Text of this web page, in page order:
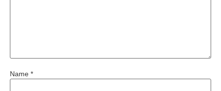
Name *